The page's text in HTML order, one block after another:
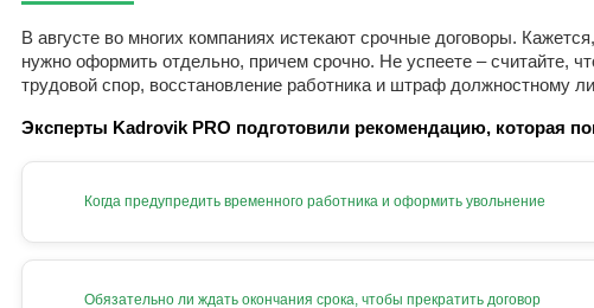
В августе во многих компаниях истекают срочные договоры.
нужно оформить отдельно, причем срочно. Не успеете – считайте,
трудовой спор, восстановление работника и штраф должностному
Эксперты Kadrovik PRO подготовили рекомендацию, которая
Когда предупредить временного работника и оформить увольнение
Обязательно ли ждать окончания срока, чтобы прекратить договор